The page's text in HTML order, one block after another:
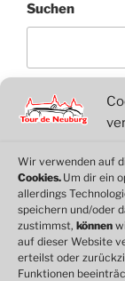
Wir verwenden auf
Cookies. Um dir ein
allerdings
speichern und/oder
zustimmst, können
auf dieser Website
erteilst oder
Funktionen
Suchen
© 2026
Cookie-